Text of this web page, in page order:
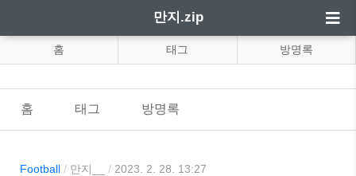
만지.zip
홈 태그 방명록
홈 태그 방명록
Football / 만지__ / 2023. 2. 28. 13:27